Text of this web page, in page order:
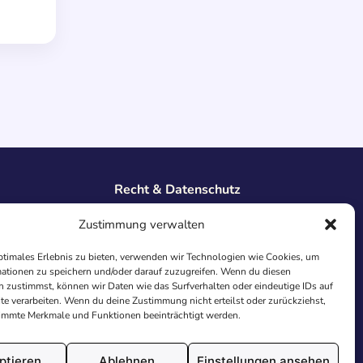
Zustimmung verwalten
Erlebnis zu bieten, verwenden wir Technologien wie Cookies, um
zu speichern und/oder darauf zuzugreifen. Wenn du diesen
zustimmst, können wir Daten wie das Surfverhalten oder eindeutige IDs auf
verarbeiten. Wenn du deine Zustimmung nicht erteilst oder zurückziehst,
Merkmale und Funktionen beeinträchtigt werden.
Recht & Datenschutz
Datenschutz
AGB
Cookies